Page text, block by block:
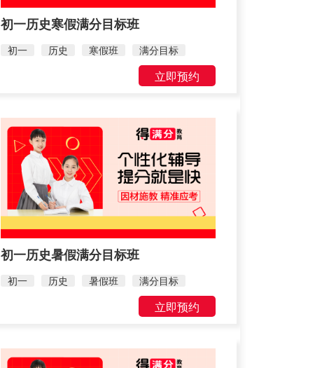
初一历史寒假满分目标班
初一 历史 寒假班 满分目标
立即预约
初一历史暑假满分目标班
初一 历史 暑假班 满分目标
立即预约